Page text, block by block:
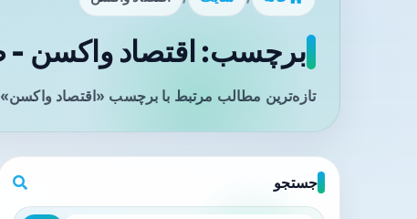
برچسب: اقتصاد واکسن -
تازه‌ترین مطالب مرتبط با برچسب «اقتصاد
جستجو